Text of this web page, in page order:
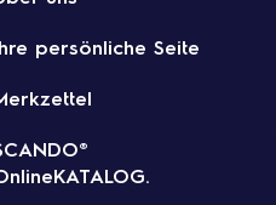
persönliche Seite